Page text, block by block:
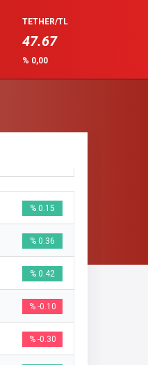
TETHER/TL
47.67
% 0,00
% 0.15
% 0.36
% 0.42
% -0.10
% -0.30